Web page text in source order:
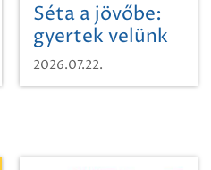
Séta a jövőbe:
gyertek velünk
egy városi
időutazásra!
2026.07.22.